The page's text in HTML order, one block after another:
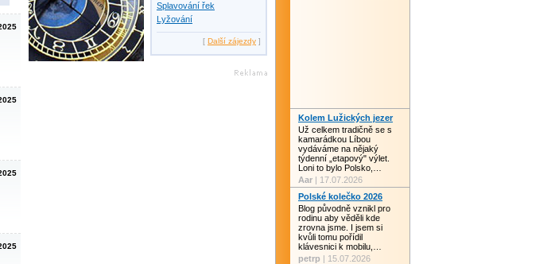
Splavování řek
Lyžování
[ Další zájezdy ]
Kolem Lužických jezer
Už celkem tradičně se s
kamarádkou Líbou
vydáváme na nějaký
týdenní „etapový" výlet.
Loni to bylo Polsko,…
Aar | 17.07.2026
Polské kolečko 2026
Blog původně vznikl pro
rodinu aby věděli kde
zrovna jsme. I jsem si
kvůli tomu pořídil
klávesnici k mobilu,…
petrp | 15.07.2026